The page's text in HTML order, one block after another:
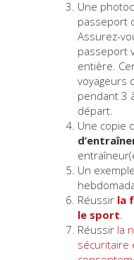
Une
passeport
Assurez-
passeport
entière.
voyageurs
pendant 3
départ.
Une copie
Un
Réussir la
le sport.
Réussir la
sécuritaire